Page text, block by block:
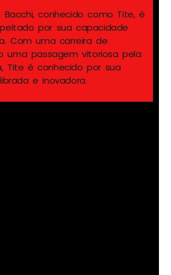
Bacchi, conhecido como Tite, é
por sua capacidade
Com uma carreira de
uma passagem vitoriosa pela
Tite é conhecido por sua
e inovadora.